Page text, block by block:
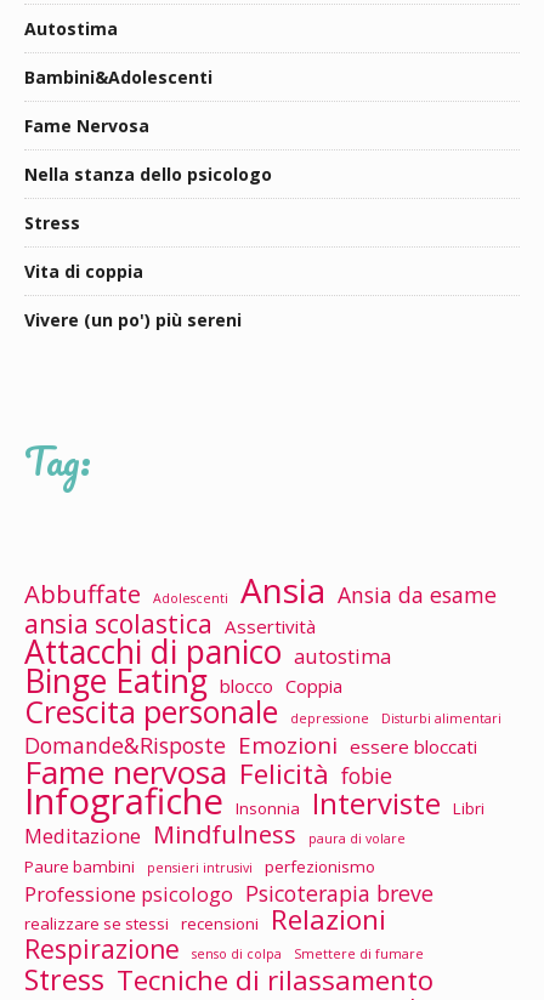
Autostima
Bambini&Adolescenti
Fame Nervosa
Nella stanza dello psicologo
Stress
Vita di coppia
Vivere (un po') più sereni
Tag:
Abbuffate Adolescenti Ansia Ansia da esame
ansia scolastica Assertività
Attacchi di panico autostima
Binge Eating blocco Coppia
Crescita personale depressione Disturbi alimentari
Domande&Risposte Emozioni essere bloccati
Fame nervosa Felicità fobie
Infografiche Insonnia Interviste Libri
Meditazione Mindfulness paura di volare
Paure bambini pensieri intrusivi perfezionismo
Professione psicologo Psicoterapia breve
realizzare se stessi recensioni Relazioni
Respirazione senso di colpa Smettere di fumare
Stress Tecniche di rilassamento